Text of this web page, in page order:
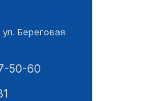
Береговая
50-60